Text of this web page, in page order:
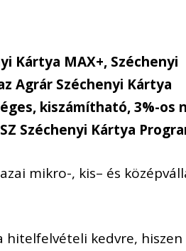
Kártya MAX+, Széchenyi
Agrár Széchenyi Kártya
kiszámítható, 3%-os
Széchenyi Kártya
mikro-, kis– és közép
kedvre, hiszen